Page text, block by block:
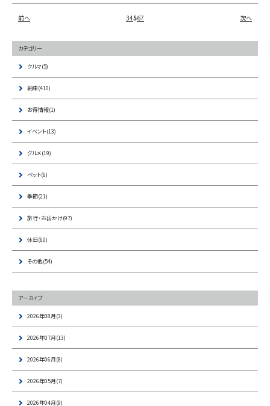
前へ 34567 次へ
カテゴリー
クルマ(5)
納車(410)
お得情報(1)
イベント(13)
グルメ(19)
ペット(6)
季節(21)
旅行・お出かけ(97)
休日(60)
その他(54)
アーカイブ
2026年08月(3)
2026年07月(13)
2026年06月(8)
2026年05月(7)
2026年04月(9)